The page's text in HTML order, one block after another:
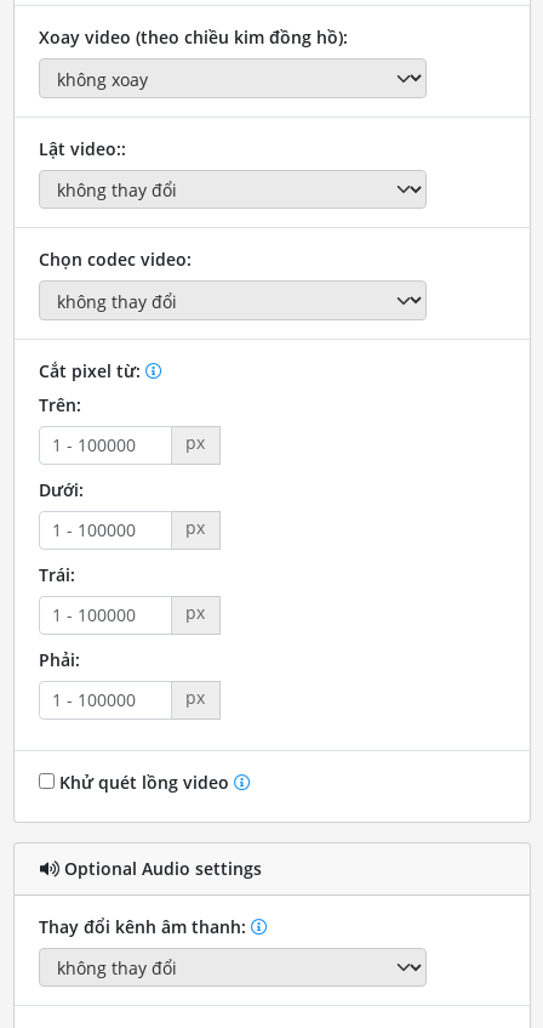
Xoay video (theo chiều kim đồng hồ):
Lật video::
Chọn codec video:
Cắt pixel từ:
Trên:
px
Dưới:
px
Trái:
px
Phải:
px
Khử quét lồng video
Optional Audio settings
Thay đổi kênh âm thanh: